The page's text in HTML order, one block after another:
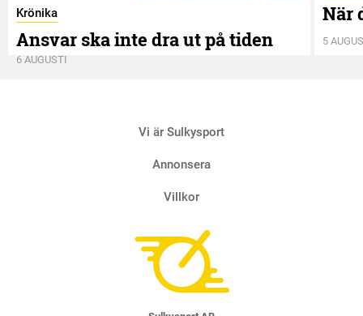
Krönika
Ansvar ska inte dra ut på tiden
6 AUGUSTI
När
5
Vi är Sulkysport
Annonsera
Villkor